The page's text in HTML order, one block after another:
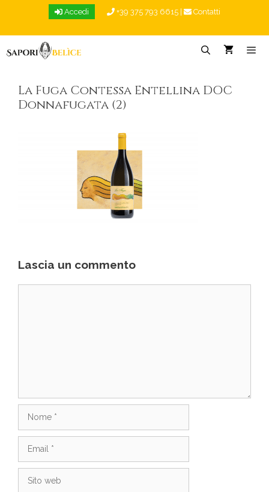
Accedi +39 375 793 6615 Contatti
La Fuga Contessa Entellina DOC
Donnafugata (2)
Lascia un commento
web